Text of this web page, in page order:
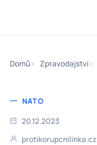
Domů Zpravodajství
NATO
20.12.2023
protikorupcnilinka.cz